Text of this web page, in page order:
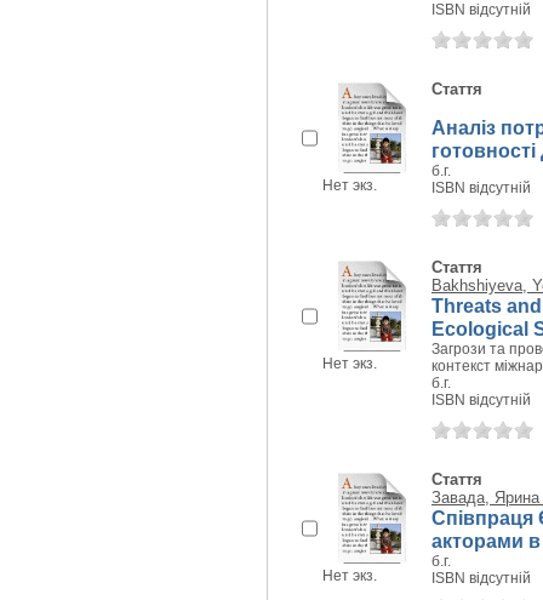
ISBN відсутній
Нет экз.
Стаття
Аналіз
б.г.
ISBN відсутній
Нет экз.
Стаття
Bakhshiyeva,
Threats
Ecological
Загрози та
контекст
б.г.
ISBN відсутній
Нет экз.
Стаття
Завада, Ярина
Співпраця
акторами в
б.г.
ISBN відсутній